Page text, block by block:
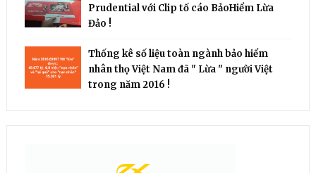
Prudential với Clip tố cáo BảoHiểm Lừa
Đảo !
Thống kê số liệu toàn ngành bảo hiểm
nhân thọ Việt Nam đã " Lừa " người Việt
trong năm 2016 !